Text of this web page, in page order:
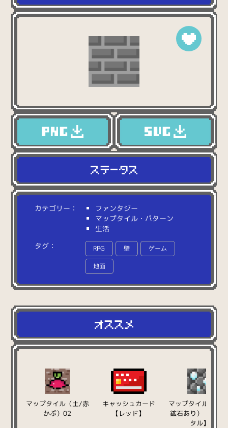
カテゴリー：
ファンタジー
マップタイル・パターン
生活
タグ：
RPG 壁 ゲーム
地面
しらべる： てきそうなグレー色のレンガのマ
マップタイル（土/赤
かぶ）02
キャッシュカード
【レッド】
マップタイル（岩
鉱石あり）【クリ
タル】